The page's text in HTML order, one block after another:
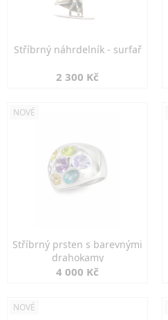
Stříbrný náhrdelník - surfař
2 300 Kč
NOVÉ
Stříbrný prsten s barevnými
drahokamy
4 000 Kč
NOVÉ